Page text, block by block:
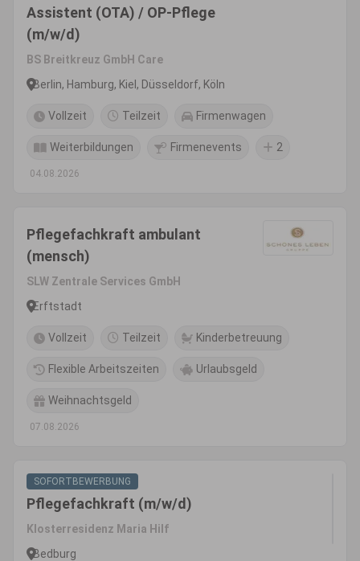
Assistent (OTA) / OP-Pflege
(m/w/d)
BS Breitkreuz GmbH Care
Berlin, Hamburg, Kiel, Düsseldorf, Köln
Vollzeit Teilzeit Firmenwagen
Weiterbildungen Firmenevents 2
04.08.2026
Pflegefachkraft ambulant
(mensch)
SLW Zentrale Services GmbH
Erftstadt
Vollzeit Teilzeit Kinderbetreuung
Flexible Arbeitszeiten Urlaubsgeld
Weihnachtsgeld
07.08.2026
SOFORTBEWERBUNG
Pflegefachkraft (m/w/d)
Klosterresidenz Maria Hilf
Bedburg